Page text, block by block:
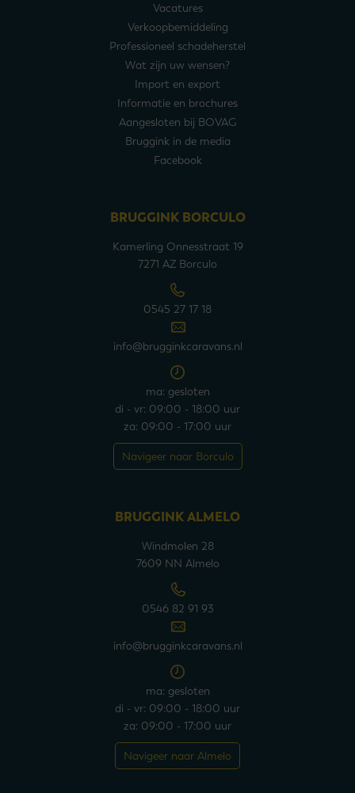
Vacatures
Verkoopbemiddeling
Professioneel schadeherstel
Wat zijn uw wensen?
Import en export
Informatie en brochures
Aangesloten bij BOVAG
Bruggink in de media
Facebook
BRUGGINK BORCULO
Kamerling Onnesstraat 19
7271 AZ Borculo
0545 27 17 18
info@brugginkcaravans.nl
ma: gesloten
di - vr: 09:00 - 18:00 uur
za: 09:00 - 17:00 uur
Navigeer naar Borculo
BRUGGINK ALMELO
Windmolen 28
7609 NN Almelo
0546 82 91 93
info@brugginkcaravans.nl
ma: gesloten
di - vr: 09:00 - 18:00 uur
za: 09:00 - 17:00 uur
Navigeer naar Almelo